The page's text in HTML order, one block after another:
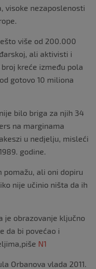
visoke nezaposlenosti
više od 200.000
ali aktivisti i
kreće između pola
gotovo 10 miliona
bilo briga za njih 34
na marginama
u nedjelju, misleći
godine.
pomažu, ali oni dopiru
nije učinio ništa da ih
je obrazovanje ključno
da bi povećao i
N1
Orbanova vlada 2011.